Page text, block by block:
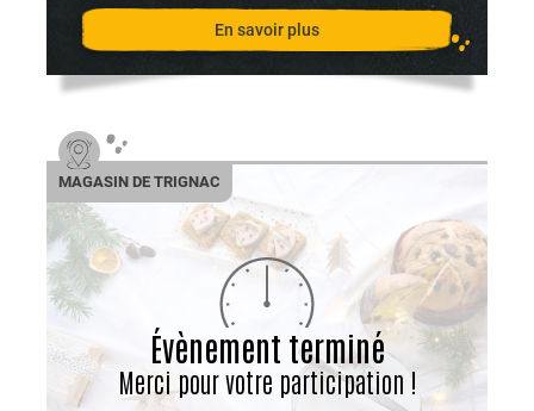
En savoir plus
Évènement terminé
Merci pour votre participation !
MAGASIN DE TRIGNAC